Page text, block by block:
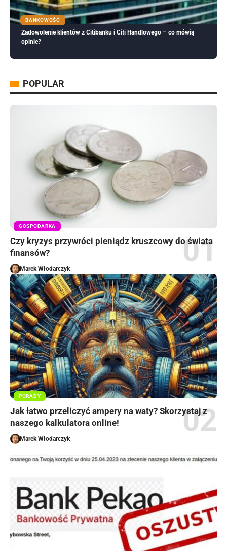
BANKOWOŚĆ
Zadowolenie klientów z Citibanku i Citi Handlowego – co mówią
opinie?
POPULAR
GOSPODARKA
Czy kryzys przywróci pieniądz kruszcowy do świata
finansów?
Marek Włodarczyk
PORADY
Jak łatwo przeliczyć ampery na waty? Skorzystaj z
naszego kalkulatora online!
Marek Włodarczyk